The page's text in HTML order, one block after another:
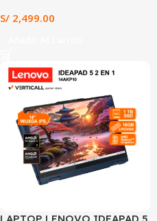
S/ 2,499.00
SALE